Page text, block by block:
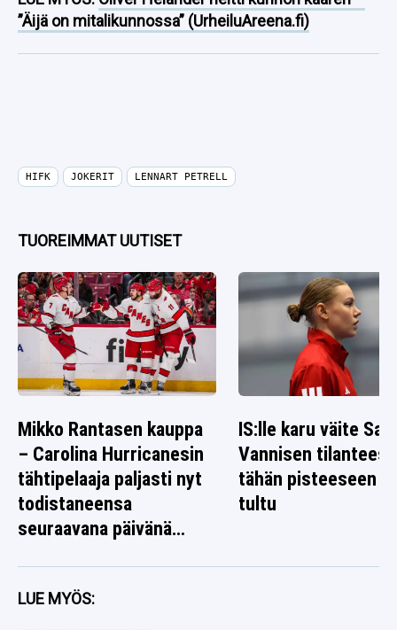
”Äijä on mitalikunnossa” (UrheiluAreena.fi)
HIFK JOKERIT LENNART PETRELL
TUOREIMMAT UUTISET
Mikko Rantasen kauppa
– Carolina Hurricanesin
tähtipelaaja paljasti nyt
todistaneensa
seuraavana päivänä
IS:lle karu väite
Vannisen
tähän pisteeseen
tultu
LUE MYÖS: